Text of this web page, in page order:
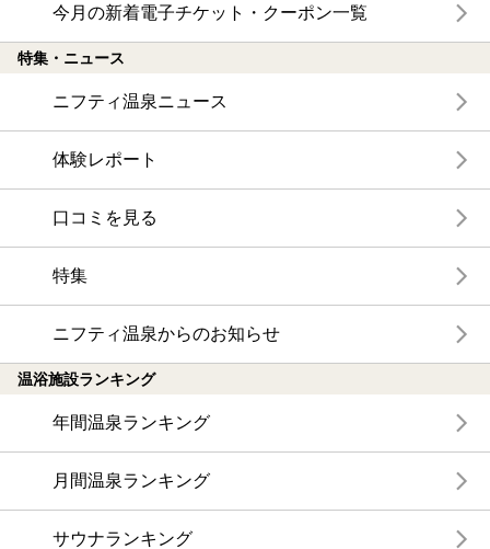
今月の新着電子チケット・クーポン一覧
特集・ニュース
ニフティ温泉ニュース
体験レポート
口コミを見る
特集
ニフティ温泉からのお知らせ
温浴施設ランキング
年間温泉ランキング
月間温泉ランキング
サウナランキング